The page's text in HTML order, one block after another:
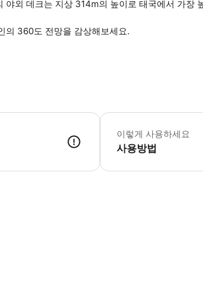
야외 데크는 지상 314m의 높이로 태국에서 가장
의 360도 전망을 감상해보세요.
이렇게 사용하세요
사용방법